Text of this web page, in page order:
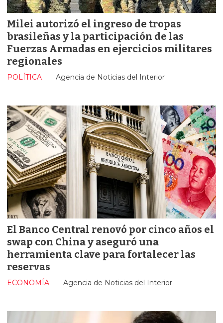
Milei autorizó el ingreso de tropas
brasileñas y la participación de las
Fuerzas Armadas en ejercicios militares
regionales
Agencia de Noticias del Interior
POLÍTICA
El Banco Central renovó por cinco años el
swap con China y aseguró una
herramienta clave para fortalecer las
reservas
Agencia de Noticias del Interior
ECONOMÍA